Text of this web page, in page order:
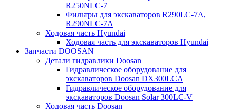
R250NLC-7
Фильтры для экскаваторов R290LC-7A,
R290NLC-7A
Ходовая часть Hyundai
Ходовая часть для экскаваторов Hyundai
Запчасти DOOSAN
Детали гидравлики Doosan
Гидравлическое оборудование для
экскаваторов Doosan DX300LCA
Гидравлическое оборудование для
экскаваторов Doosan Solar 300LC-V
Ходовая часть Doosan